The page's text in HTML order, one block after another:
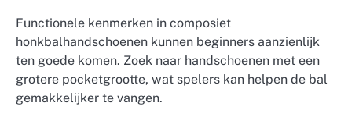
Functionele kenmerken in composiet
honkbalhandschoenen kunnen beginners aanzienlijk
ten goede komen. Zoek naar handschoenen met een
grotere pocketgrootte, wat spelers kan helpen de bal
gemakkelijker te vangen.